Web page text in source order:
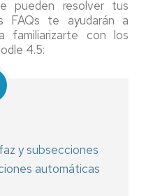
pueden resolver tus
FAQs te ayudarán a
familiarizarte con los
4.5:
y subsecciones
automáticas